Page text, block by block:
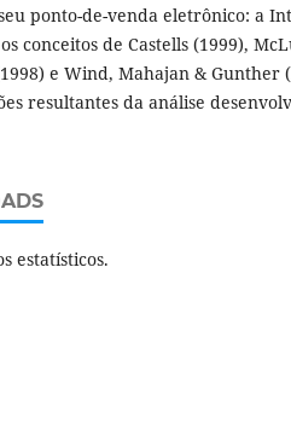
ponto-de-venda eletrônico: a
conceitos de Castells (1999),
e Wind, Mahajan & Gunther
resultantes da análise
estatísticos.